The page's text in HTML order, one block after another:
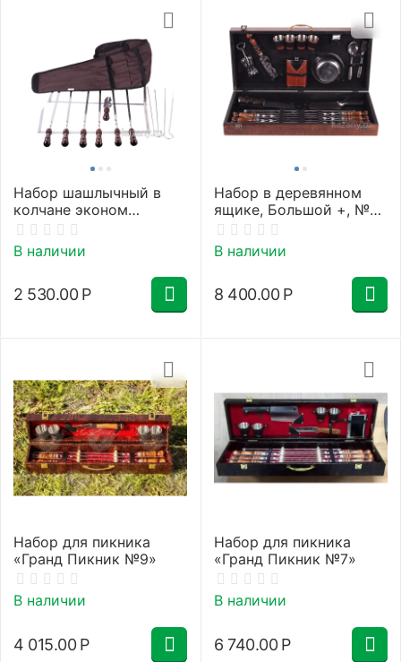
Набор шашлычный в
колчане эконом
(однотонный) с 6
шампурами нерж, с
дер., лакиров ручкой
В наличии
2 530.00 Р
Набор в деревянном
ящике, Большой +, №4-
2, полный
В наличии
8 400.00 Р
Набор для пикника
«Гранд Пикник №9»
В наличии
4 015.00 Р
Набор для пикника
«Гранд Пикник №7»
В наличии
6 740.00 Р